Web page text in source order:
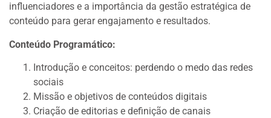
influenciadores e a importância da gestão estratégica de
conteúdo para gerar engajamento e resultados.
Conteúdo Programático:
Introdução e conceitos: perdendo o medo das redes
sociais
Missão e objetivos de conteúdos digitais
Criação de editorias e definição de canais